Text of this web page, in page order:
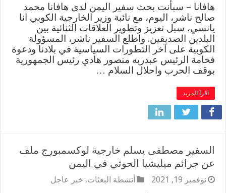
هافانا – سبأنت بحث سفير اليمن لدى هافانا محمد
صالح ناشر، اليوم، مع نائبة وزير الخارجية الكوبي انا
يانسي، سبل تعزيز وتطوير العلاقات الثنائية بين
البلدين الصديقين. واطلع السفير ناشر، المسؤولة
الكوبية على آخر التطورات السياسية في بلادنا ودعوة
فخامة الرئيس عبدربه منصور هادي رئيس الجمهورية
بوقف الحرب واحلال السلام …
اقرأ المزيد
السفير مصطفى يسلم خارجية لوكسمبورج ملف
عن جرائم ميليشيا الحوثي في اليمن
نوفمبر 19, 2021 أنشطة البعثات, خبر عاجل